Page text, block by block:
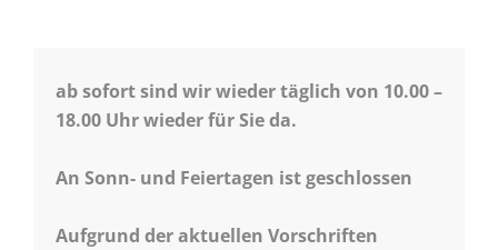
ab sofort sind wir wieder täglich von 10.00 –
18.00 Uhr wieder für Sie da.
An Sonn- und Feiertagen ist geschlossen
Aufgrund der aktuellen Vorschriften